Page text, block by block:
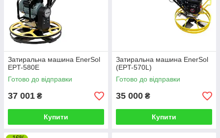
Затиральна машина EnerSol
EPT-580E
Готово до відправки
37 001 ₴
Купити
Затиральна машина EnerSol
(EPT-570L)
Готово до відправки
35 000 ₴
Купити